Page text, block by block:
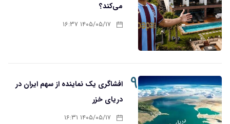
می‌کند؟
۱۴۰۵/۰۵/۱۷ ۱۶:۳۷
۹
افشاگری یک نماینده از سهم ایران در
دریای خزر
۱۴۰۵/۰۵/۱۷ ۱۶:۳۱